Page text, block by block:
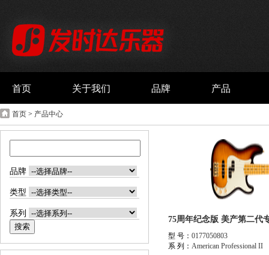
首页 关于我们 品牌 产品
首页 > 产品中心
品牌
类型
系列
型 号： 0177050803
系 列： American Professional II